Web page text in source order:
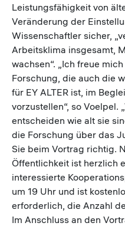
Leistungsfähigkeit von
Veränderung der
Wissenschaftler sicher,
Arbeitsklima insgesamt,
wachsen“. „Ich freue
Forschung, die auch die
für EY ALTER ist, im
vorzustellen“, so Voelpel.
entscheiden wie alt sie
die Forschung über das
Sie beim Vortrag richtig.
Öffentlichkeit ist herzlich
interessierte
um 19 Uhr und ist
erforderlich, die Anzahl
Im Anschluss an den